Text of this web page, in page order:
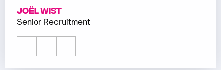
Joël Wist
Senior Recruitment